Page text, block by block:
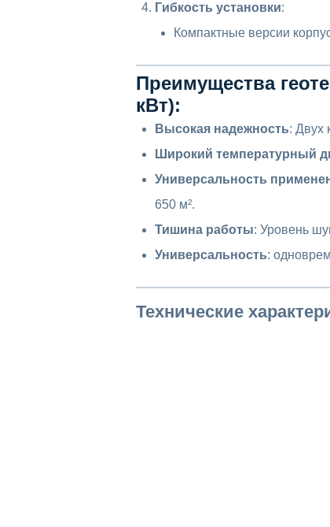
Гибкость установки:
Компактные версии
Преимущества
кВт):
Высокая надежность: Двух
Широкий температурный
Универсальность
650 м².
Тишина работы: Уровень
Универсальность:
Технические